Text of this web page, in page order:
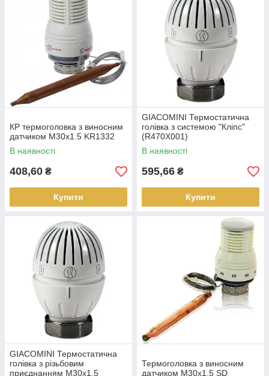
КР термоголовка з виносним
датчиком M30x1.5 KR1332
В наявності
408,60 ₴
Купити
GIACOMINI Термостатична
голівка з системою "Кліпс"
(R470X001)
В наявності
595,66 ₴
Купити
GIACOMINI Термостатична
голівка з різьбовим
приєднанням М30х1,5
Термоголовка з виносним
датчиком M30x1,5 SD